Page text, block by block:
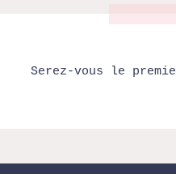
Serez-vous le